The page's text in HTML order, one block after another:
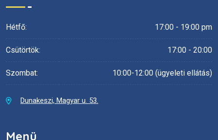
Hétfő: 17:00 - 19:00 pm
Csütörtök: 17:00 - 20:00
Szombat: 10:00-12:00 (ügyeleti ellátás)
Dunakeszi, Magyar u. 53.
Menü